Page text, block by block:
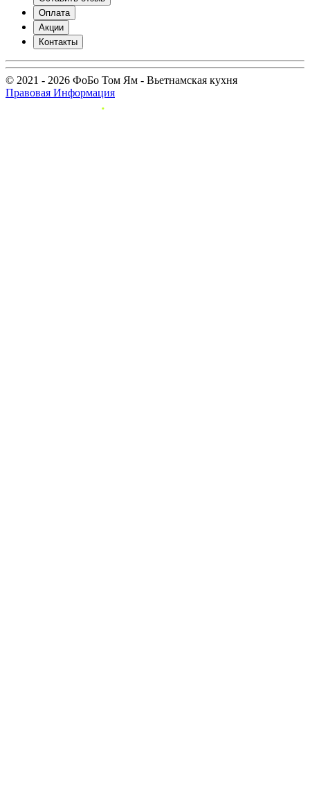
Оплата
Акции
Контакты
© 2021 - 2026 ФоБо Том Ям - Вьетнамская кухня
Правовая Информация